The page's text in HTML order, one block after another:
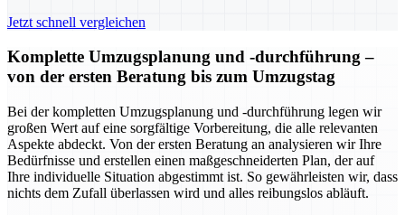
Jetzt schnell vergleichen
Komplette Umzugsplanung und -durchführung –
von der ersten Beratung bis zum Umzugstag
Bei der kompletten Umzugsplanung und -durchführung legen wir
großen Wert auf eine sorgfältige Vorbereitung, die alle relevanten
Aspekte abdeckt. Von der ersten Beratung an analysieren wir Ihre
Bedürfnisse und erstellen einen maßgeschneiderten Plan, der auf
Ihre individuelle Situation abgestimmt ist. So gewährleisten wir, dass
nichts dem Zufall überlassen wird und alles reibungslos abläuft.